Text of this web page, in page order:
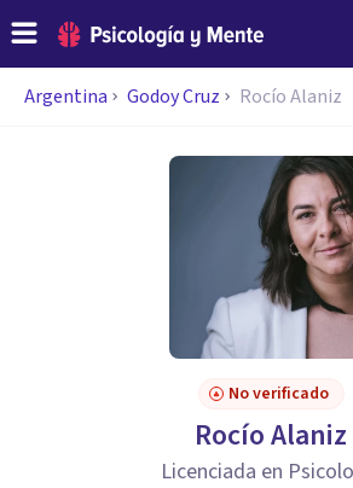
Argentina Godoy Cruz Rocío Alaniz
No verificado
Rocío Alaniz
Licenciada en